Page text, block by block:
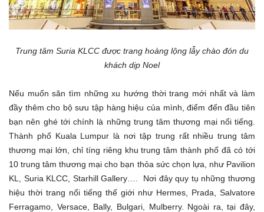
Trung tâm Suria KLCC được trang hoàng lộng lẫy chào đón du
khách dịp Noel
Nếu muốn săn tìm những xu hướng thời trang mới nhất và làm
đầy thêm cho bộ sưu tập hàng hiệu của mình, điểm đến đầu tiên
bạn nên ghé tới chính là những trung tâm thương mại nổi tiếng.
Thành phố Kuala Lumpur là nơi tập trung rất nhiều trung tâm
thương mại lớn, chỉ tíng riêng khu trung tâm thành phố đã có tới
10 trung tâm thương mại cho bạn thỏa sức chọn lựa, như Pavilion
KL, Suria KLCC, Starhill Gallery…. Nơi đây quy tụ những thương
hiệu thời trang nổi tiếng thế giới như Hermes, Prada, Salvatore
Ferragamo, Versace, Bally, Bulgari, Mulberry. Ngoài ra, tại đây,